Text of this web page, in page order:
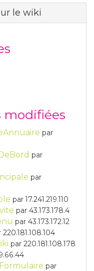
le wiki
modifiées
par
par
par
par 17.241.219.110
par 43.173.178.4
par 43.173.172.12
220.181.108.104
par 220.181.108.178
par